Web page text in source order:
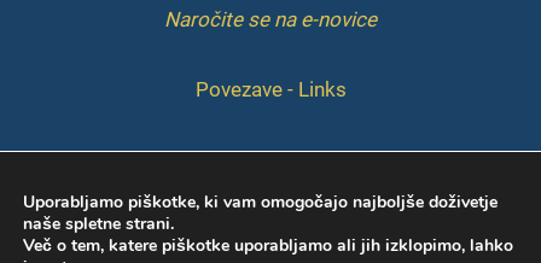
Naročite se na e-novice
Povezave - Links
IMPRESSUM
Uporabljamo piškotke, ki vam omogočajo najboljše doživetje
naše spletne strani.
Več o tem, katere piškotke uporabljamo ali jih izklopimo, lahko